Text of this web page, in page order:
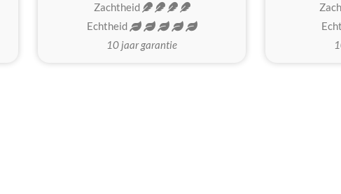
Zachtheid
Echtheid
10 jaar garantie